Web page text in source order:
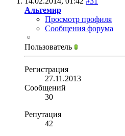
Альтемир
Просмотр профиля
Сообщения форума
Пользователь
Регистрация
27.11.2013
Сообщений
30
Репутация
42